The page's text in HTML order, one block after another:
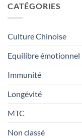
?adaptogène
des
bienfaits
?
café
des
?
CATÉGORIES
Culture Chinoise
Equilibre émotionnel
Immunité
Longévité
MTC
Non classé